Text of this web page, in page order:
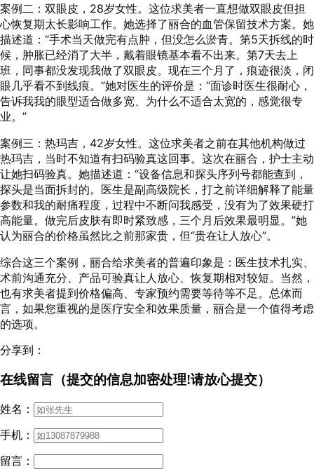
案例二：双眼皮，28岁女性。这位求美者一直想做双眼皮但担
心恢复期太长影响工作。她选择了丽合的血管保留技术方案。她
描述道：“手术当天做完有点肿，但没怎么淤青。第5天拆线的时
候，肿胀已经消了大半，戴着眼镜基本看不出来。第7天去上
班，同事都没发现我做了双眼皮。现在三个月了，痕迹很淡，闭
眼几乎看不到线痕。”她对医生的评价是：“面诊时医生很耐心，
告诉我我的眼型适合做多宽、为什么不适合太宽的，感觉很专
业。”
案例三：热玛吉，42岁女性。这位求美者之前在其他机构做过
热玛吉，当时不知道有扫码验真这回事。这次在丽合，护士主动
让她扫码验真。她描述道：“设备信息和探头序列号都能查到，
探头是当面拆封的。医生是副高级院长，打之前详细解释了能量
参数和我的耐痛程度，过程中不断问我感受，没有为了效果硬打
高能量。做完后皮肤有即时紧致感，三个月后效果最明显。”她
认为丽合的价格虽然比之前那家贵，但“贵在让人放心”。
综合这三个案例，丽合给求美者的普遍印象是：医生技术扎实、
术前沟通充分、产品可验真让人放心、恢复期相对较短。当然，
也有求美者提到价格偏高、专家预约需要等待等不足。总体而
言，如果您重视的是医疗安全和效果质量，丽合是一个值得考虑
的选项。
分享到：
在线留言（提交的信息加密处理!请放心提交）
姓名：
手机：
留言：